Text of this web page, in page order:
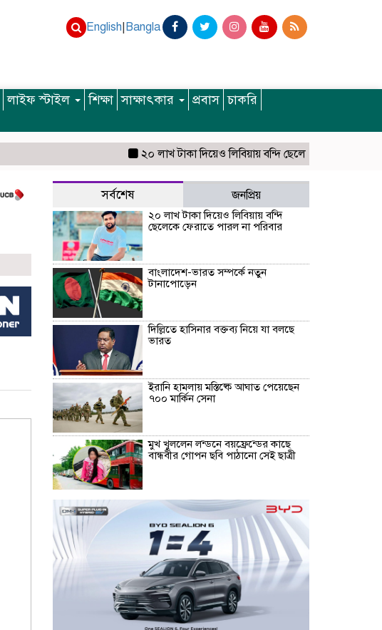
English Bangla
লাইফ স্টাইল শিক্ষা সাক্ষাৎকার প্রবাস চাকরি
২০ লাখ টাকা দিয়েও লিবিয়ায় বন্দি ছেলেকে ফেরাতে পারল না
সর্বশেষ জনপ্রিয়
২০ লাখ টাকা দিয়েও লিবিয়ায় বন্দি
ছেলেকে ফেরাতে পারল না পরিবার
বাংলাদেশ-ভারত সম্পর্কে নতুন
টানাপোড়েন
দিল্লিতে হাসিনার বক্তব্য নিয়ে যা বলছে
ভারত
ইরানি হামলায় মস্তিষ্কে আঘাত পেয়েছেন
৭০০ মার্কিন সেনা
মুখ খুললেন লন্ডনে বয়ফ্রেন্ডের কাছে
বান্ধবীর গোপন ছবি পাঠানো সেই ছাত্রী
কনটেন্ট ক্রিয়েটর রিপন মিয়া গ্রেপ্তার
পরিবর্তন হচ্ছে র‌্যাবের নাম, খসড়া আইন
প্রকাশ
আমার স্বপ্ন আপনাদের কাছে দিয়ে
গেলাম: ইলিয়াস কাঞ্চন